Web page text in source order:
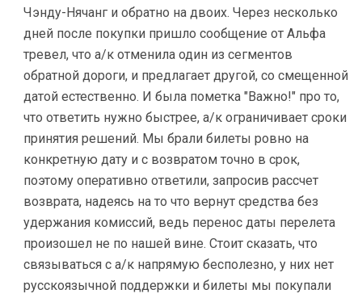
Чэнду-Нячанг и обратно на двоих. Через несколько
дней после покупки пришло сообщение от Альфа
тревел, что а/к отменила один из сегментов
обратной дороги, и предлагает другой, со смещенной
датой естественно. И была пометка "Важно!" про то,
что ответить нужно быстрее, а/к ограничивает сроки
принятия решений. Мы брали билеты ровно на
конкретную дату и с возвратом точно в срок,
поэтому оперативно ответили, запросив рассчет
возврата, надеясь на то что вернут средства без
удержания комиссий, ведь перенос даты перелета
произошел не по нашей вине. Стоит сказать, что
связываться с а/к напрямую бесполезно, у них нет
русскоязычной поддержки и билеты мы покупали